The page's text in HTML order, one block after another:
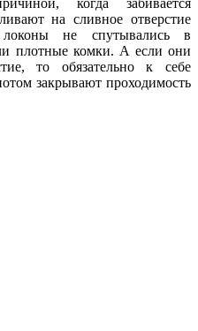
на сливное отверстие
не спутывались в
плотные комки. А если они
то обязательно к себе
закрывают проходимость